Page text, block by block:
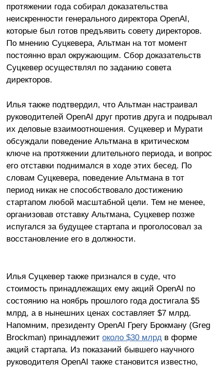
протяжении года собирал доказательства
неискренности генерального директора OpenAI,
которые был готов предъявить совету директоров.
По мнению Суцкевера, Альтман на тот момент
постоянно врал окружающим. Сбор доказательств
Суцкевер осуществлял по заданию совета
директоров.
Илья также подтвердил, что Альтман настраивал
руководителей OpenAI друг против друга и подрывал
их деловые взаимоотношения. Суцкевер и Мурати
обсуждали поведение Альтмана в критическом
ключе на протяжении длительного периода, и вопрос
его отставки поднимался в ходе этих бесед. По
словам Суцкевера, поведение Альтмана в тот
период никак не способствовало достижению
стартапом любой масштабной цели. Тем не менее,
организовав отставку Альтмана, Суцкевер позже
испугался за будущее стартапа и проголосовал за
восстановление его в должности.
Илья Суцкевер также признался в суде, что
стоимость принадлежащих ему акций OpenAI по
состоянию на ноябрь прошлого года достигала $5
млрд, а в нынешних ценах составляет $7 млрд.
Напомним, президенту OpenAI Грегу Брокману (Greg
Brockman) принадлежит около $30 млрд в форме
акций стартапа. Из показаний бывшего научного
руководителя OpenAI также становится известно,